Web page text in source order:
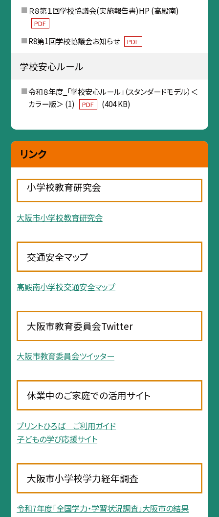
Ｒ８第１回学校協議会(実施報告書)HP (高殿南)
PDF
R8第1回学校協議会お知らせ PDF
学校安心ルール
令和８年度_「学校安心ルール」（スタンダードモデル）＜
カラー版＞ (1)
PDF (404 KB)
リンク
小学校教育研究会
大阪市小学校教育研究会
交通安全マップ
高殿南小学校交通安全マップ
大阪市教育委員会Twitter
大阪市教育委員会ツイッター
休業中のご家庭での活用サイト
プリントひろば ご利用ガイド
子どもの学び応援サイト
大阪市小学校学力経年調査
令和7年度「全国学力・学習状況調査」大阪市の結果